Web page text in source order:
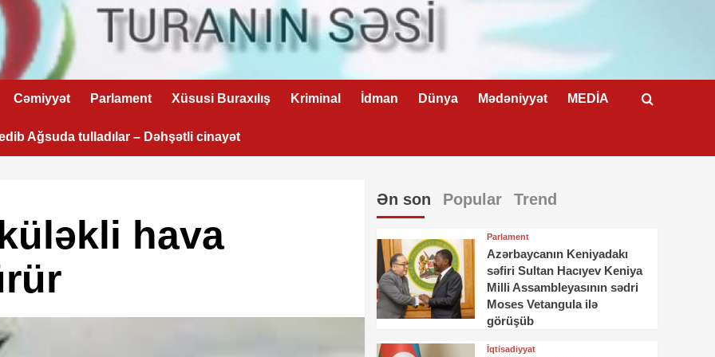
Cəmiyyət Parlament Xüsusi Buraxılış Kriminal İdman Dünya Mədəniyyət MEDİA
Ağsuda tulladılar – Dəhşətli cinayət
hava
Ən son Popular Trend
Parlament
Azərbaycanın Keniyadakı
səfiri Sultan Hacıyev Keniya
Milli Assambleyasının sədri
Moses Vetangula ilə
görüşüb
İqtisadiyyat